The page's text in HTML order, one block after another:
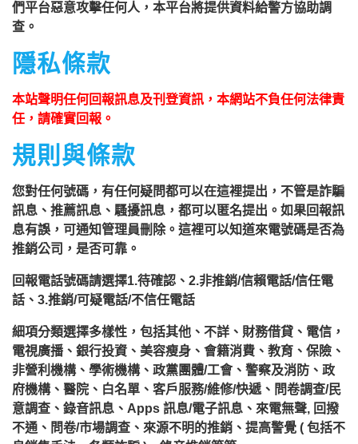
除、停止蒐集、處理或利用該個人資
來的推銷電話或寄推銷郵件到府做推
銷，都可以提告，刑期2年到5年不等，
單一事件賠償金額最高2億元。
行業/類型： 其他,不詳,財務借貸,來源
不明的推銷,提高警覺 ( 包括不良銷售手
法、各類詐騙 )
回報時間：2025-12-27 17:05:12
匿名：
👎 推銷/可疑電話/不信任電話
回報內容：0902037844張小姐他是民
間借款，他會用地政系統光電版大量私
拉你們的二類謄本，惡意大量蒐集你們
的房屋二類謄本，在未經你們同意下或
未經社區警衛同意下，進入社區或公
寓，到你家按電鈴拜訪你，你不在家的
們平台惡意攻擊任何人，本平台將提供資料給警方協助調
查。
隱私條款
本站聲明任何回報訊息及刊登資訊，本網站不負任何法律責
任，請確實回報。
規則與條款
您對任何號碼，有任何疑問都可以在這裡提出，不管是詐騙
訊息、推薦訊息、騷擾訊息，都可以匿名提出。如果回報訊
息有誤，可通知管理員刪除。這裡可以知道來電號碼是否為
推銷公司，是否可靠。
回報電話號碼請選擇1.待確認、2.非推銷/信賴電話/信任電
話、3.推銷/可疑電話/不信任電話
細項分類選擇多樣性，包括其他、不詳、財務借貸、電信，
電視廣播、銀行投資、美容瘦身、會籍消費、教育、保險、
非營利機構、學術機構、政黨團體/工會、警察及消防、政
府機構、醫院、白名單、客戶服務/維修/快遞、問卷調查/民
意調查、錄音訊息、Apps 訊息/電子訊息、來電無聲, 回撥
不通、問卷/市場調查、來源不明的推銷、提高警覺 ( 包括不